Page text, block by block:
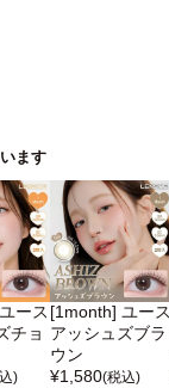
ます
ース
チョ
)
[1month] ユース
アッシュズブラ
ウン
¥1,580(税込)